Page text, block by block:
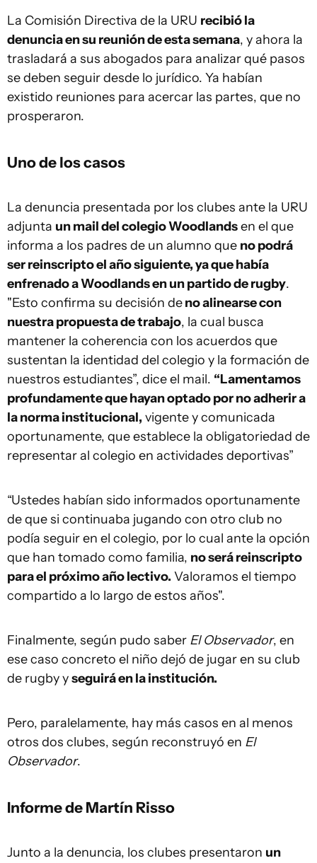
La Comisión Directiva de la URU recibió la
denuncia en su reunión de esta semana, y ahora la
trasladará a sus abogados para analizar qué pasos
se deben seguir desde lo jurídico. Ya habían
existido reuniones para acercar las partes, que no
prosperaron.
Uno de los casos
La denuncia presentada por los clubes ante la URU
adjunta un mail del colegio Woodlandsen el que
informa a los padres de un alumno que no podrá
ser reinscripto el año siguiente, ya que había
enfrenado a Woodlands en un partido de rugby.
"Esto confirma su decisión deno alinearse con
nuestra propuesta de trabajo, la cual busca
mantener la coherencia con los acuerdos que
sustentan la identidad del colegio y la formación de
nuestros estudiantes”, dice el mail. “Lamentamos
profundamente que hayan optado por no adherir a
la norma institucional, vigente y comunicada
oportunamente, que establece la obligatoriedad de
representar al colegio en actividades deportivas”
“Ustedes habían sido informados oportunamente
de que si continuaba jugando con otro club no
podía seguir en el colegio, por lo cual ante la opción
que han tomado como familia, no será reinscripto
para el próximo año lectivo. Valoramos el tiempo
compartido a lo largo de estos años".
Finalmente, según pudo saber El Observador, en
ese caso concreto el niño dejó de jugar en su club
de rugby yseguirá en la institución.
Pero, paralelamente, hay más casos en al menos
otros dos clubes, según reconstruyó en El
Observador.
Informe de Martín Risso
Junto a la denuncia, los clubes presentaron un